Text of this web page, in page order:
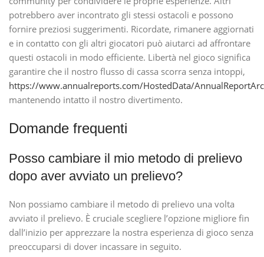
potrebbero aver incontrato gli stessi ostacoli e possono
fornire preziosi suggerimenti. Ricordate, rimanere aggiornati
e in contatto con gli altri giocatori può aiutarci ad affrontare
questi ostacoli in modo efficiente. Libertà nel gioco significa
garantire che il nostro flusso di cassa scorra senza intoppi,
https://www.annualreports.com/HostedData/
mantenendo intatto il nostro divertimento.
Domande frequenti
Posso cambiare il mio metodo di prelievo
dopo aver avviato un prelievo?
Non possiamo cambiare il metodo di prelievo una volta
avviato il prelievo. È cruciale scegliere l’opzione migliore fin
dall’inizio per apprezzare la nostra esperienza di gioco senza
preoccuparsi di dover incassare in seguito.